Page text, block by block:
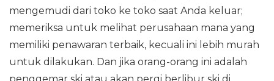
mengemudi dari toko ke toko saat Anda keluar;
memeriksa untuk melihat perusahaan mana yang
memiliki penawaran terbaik, kecuali ini lebih murah
untuk dilakukan. Dan jika orang-orang ini adalah